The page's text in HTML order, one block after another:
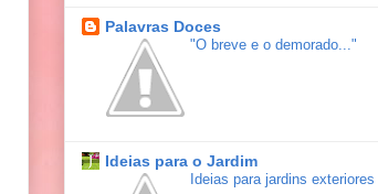
Palavras Doces
"O breve e o demorado..."
Ideias para o Jardim
Ideias para jardins exteriores